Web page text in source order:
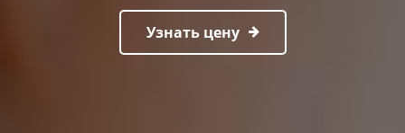
Узнать цену